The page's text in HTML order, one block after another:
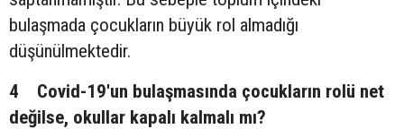
bulaşmada çocukların büyük rol almadığı
düşünülmektedir.
4 Covid-19'un bulaşmasında çocukların rolü net
değilse, okullar kapalı kalmalı mı?